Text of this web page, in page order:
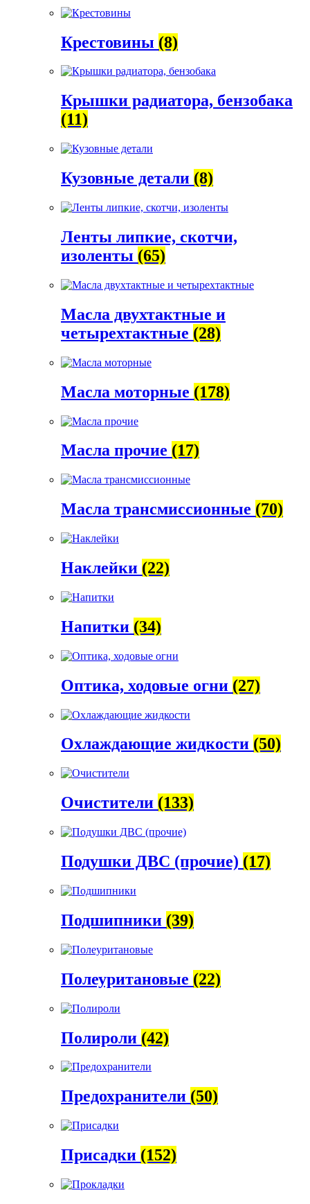
Крестовины (8)
Крышки радиатора, бензобака
(11)
Кузовные детали (8)
Ленты липкие, скотчи,
изоленты (65)
Масла двухтактные и
четырехтактные (28)
Масла моторные (178)
Масла прочие (17)
Масла трансмиссионные (70)
Наклейки (22)
Напитки (34)
Оптика, ходовые огни (27)
Охлаждающие жидкости (50)
Очистители (133)
Подушки ДВС (прочие) (17)
Подшипники (39)
Полеуритановые (22)
Полироли (42)
Предохранители (50)
Присадки (152)